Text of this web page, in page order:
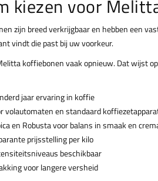
kiezen voor
zijn breed verkrijgbaar en hebben een
vindt die past bij uw voorkeur.
koffiebonen vaak opnieuw. Dat wijst
jaar ervaring in koffie
volautomaten en standaard
en Robusta voor balans in smaak en
prijsstelling per kilo
beschikbaar
voor langere versheid